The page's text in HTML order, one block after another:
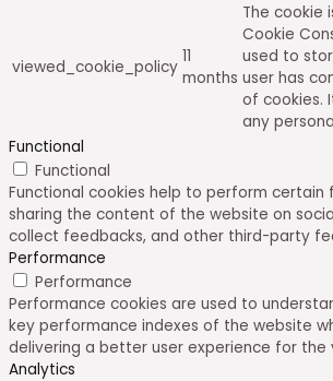
viewed_cookie_policy
11
months
The cookie
Cookie
used to
user has
of cookies.
any
Functional
Functional
Functional cookies help to perform certain
sharing the content of the website on
collect feedbacks, and other third-party
Performance
Performance
Performance cookies are used to
key performance indexes of the website
delivering a better user experience for the
Analytics